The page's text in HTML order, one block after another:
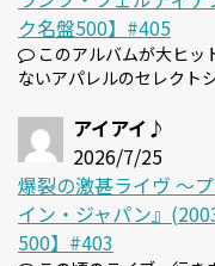
ク名盤500】#405
このアルバムが大ヒッ
ないアパレルのセレクト
アイアイ♪
2026/7/25
爆裂の激甚ライヴ 〜
イン・ジャパン』
500】#403